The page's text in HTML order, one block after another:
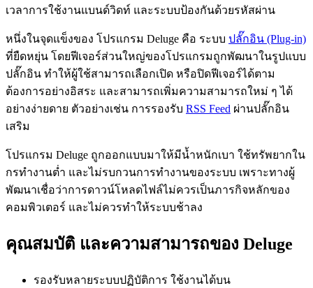
เวลาการใช้งานแบนด์วิดท์ และระบบป้องกันด้วยรหัสผ่าน
หนึ่งในจุดแข็งของ โปรแกรม Deluge คือ ระบบ ปลั๊กอิน (Plug-in)
ที่ยืดหยุ่น โดยฟีเจอร์ส่วนใหญ่ของโปรแกรมถูกพัฒนาในรูปแบบ
ปลั๊กอิน ทำให้ผู้ใช้สามารถเลือกเปิด หรือปิดฟีเจอร์ได้ตาม
ต้องการอย่างอิสระ และสามารถเพิ่มความสามารถใหม่ ๆ ได้
อย่างง่ายดาย ตัวอย่างเช่น การรองรับ RSS Feed ผ่านปลั๊กอิน
เสริม
โปรแกรม Deluge ถูกออกแบบมาให้มีน้ำหนักเบา ใช้ทรัพยากใน
กรทำงานต่ำ และไม่รบกวนการทำงานของระบบ เพราะทางผู้
พัฒนาเชื่อว่าการดาวน์โหลดไฟล์ไม่ควรเป็นภารกิจหลักของ
คอมพิวเตอร์ และไม่ควรทำให้ระบบช้าลง
คุณสมบัติ และความสามารถของ Deluge
รองรับหลายระบบปฏิบัติการ ใช้งานได้บน